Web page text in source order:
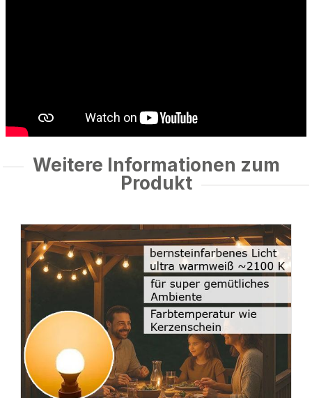
Weitere Informationen zum
Produkt